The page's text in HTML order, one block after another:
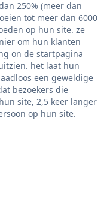
250% (meer dan
tot meer dan 6000
op hun site. ze
om hun klanten
on de startpagina
het laat hun
een geweldige
bezoekers die
site, 2,5 keer langer
op hun site.